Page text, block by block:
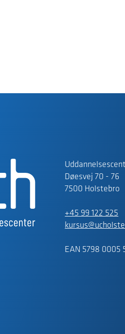
Døesvej 70 - 76
7500 Holstebro
+45 99 122 525
EAN 5798 0005